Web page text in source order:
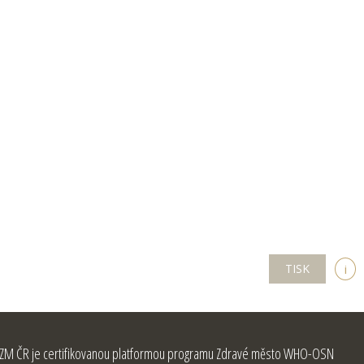
TISK i
ČR je certifikovanou platformou programu Zdravé město WHO-OSN